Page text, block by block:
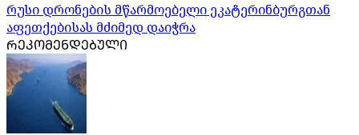
რუსი დრონების მწარმოებელი ეკატერინბურგთან
აფეთქებისას მძიმედ დაიჭრა
ᲠᲔᲙᲝᲛᲔᲜᲓᲔᲑᲣᲚᲘ